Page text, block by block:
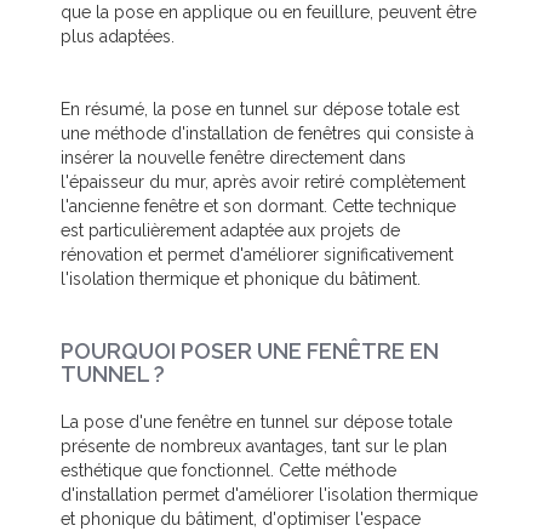
que la pose en applique ou en feuillure, peuvent être
plus adaptées.
En résumé, la pose en tunnel sur dépose totale est
une méthode d'installation de fenêtres qui consiste à
insérer la nouvelle fenêtre directement dans
l'épaisseur du mur, après avoir retiré complètement
l'ancienne fenêtre et son dormant. Cette technique
est particulièrement adaptée aux projets de
rénovation et permet d'améliorer significativement
l'isolation thermique et phonique du bâtiment.
POURQUOI POSER UNE FENÊTRE EN
TUNNEL ?
La pose d'une fenêtre en tunnel sur dépose totale
présente de nombreux avantages, tant sur le plan
esthétique que fonctionnel. Cette méthode
d'installation permet d'améliorer l'isolation thermique
et phonique du bâtiment, d'optimiser l'espace